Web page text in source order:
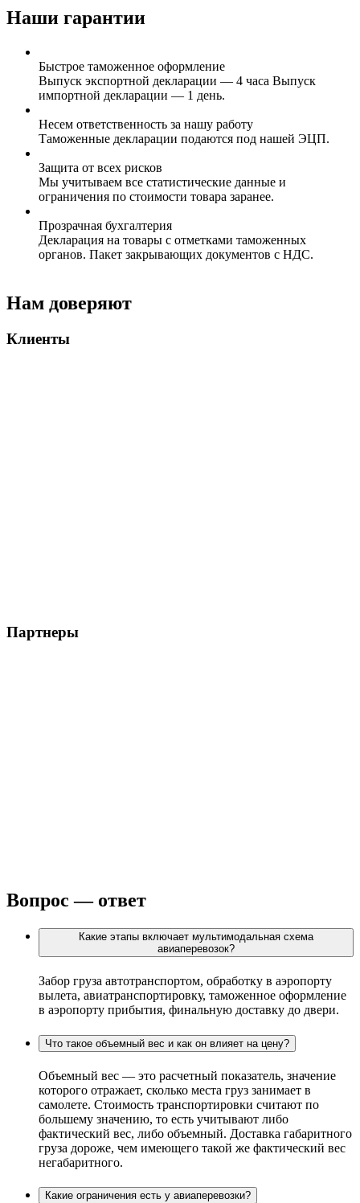
Наши гарантии
Быстрое таможенное оформление
Выпуск экспортной декларации — 4 часа Выпуск
импортной декларации — 1 день.
Несем ответственность за нашу работу
Таможенные декларации подаются под нашей ЭЦП.
Защита от всех рисков
Мы учитываем все статистические данные и
ограничения по стоимости товара заранее.
Прозрачная бухгалтерия
Декларация на товары с отметками таможенных
органов. Пакет закрывающих документов с НДС.
Нам доверяют
Клиенты
Партнеры
Вопрос — ответ
Какие этапы включает мультимодальная схема
авиаперевозок?
Забор груза автотранспортом, обработку в аэропорту
вылета, авиатранспортировку, таможенное оформление
в аэропорту прибытия, финальную доставку до двери.
Что такое объемный вес и как он влияет на цену?
Объемный вес — это расчетный показатель, значение
которого отражает, сколько места груз занимает в
самолете. Стоимость транспортировки считают по
большему значению, то есть учитывают либо
фактический вес, либо объемный. Доставка габаритного
груза дороже, чем имеющего такой же фактический вес
негабаритного.
Какие ограничения есть у авиаперевозки?